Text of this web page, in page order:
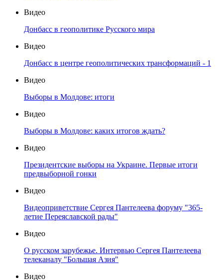
Видео
Донбасс в геополитике Русского мира
Видео
Донбасс в центре геополитических трансформаций - 1
Видео
Выборы в Молдове: итоги
Видео
Выборы в Молдове: каких итогов ждать?
Видео
Президентские выборы на Украине. Первые итоги
предвыборной гонки
Видео
Видеоприветствие Сергея Пантелеева форуму "365-
летие Переяславской рады"
Видео
О русском зарубежье. Интервью Сергея Пантелеева
телеканалу "Большая Азия"
Видео